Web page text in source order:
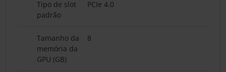
Tipo de slot
padrão
PCIe 4.0
Tamanho da
memória da
GPU (GB)
8